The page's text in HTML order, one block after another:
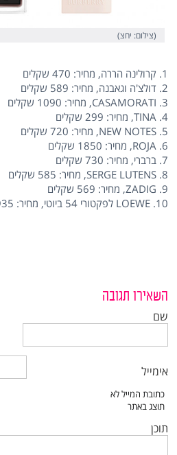
(צילום: יחצ)
1. קרולינה הררה, מחיר: 470 שקלים
2. דולצ'ה וגאבנה, מחיר: 589 שקלים
3. CASAMORATI, מחיר: 1090 שקלים
4. TINA, מחיר: 299 שקלים
5. NEW NOTES, מחיר: 720 שקלים
6. ROJA, מחיר: 1850 שקלים
7. ברברי, מחיר: 730 שקלים
8. SERGE LUTENS, מחיר: 585 שקלים
9. ZADIG, מחיר: 569 שקלים
10. LOEWE לפקטורי 54 ביוטי, מחיר: 935 שקלים
השאירו תגובה
שם
אימייל
תוכן